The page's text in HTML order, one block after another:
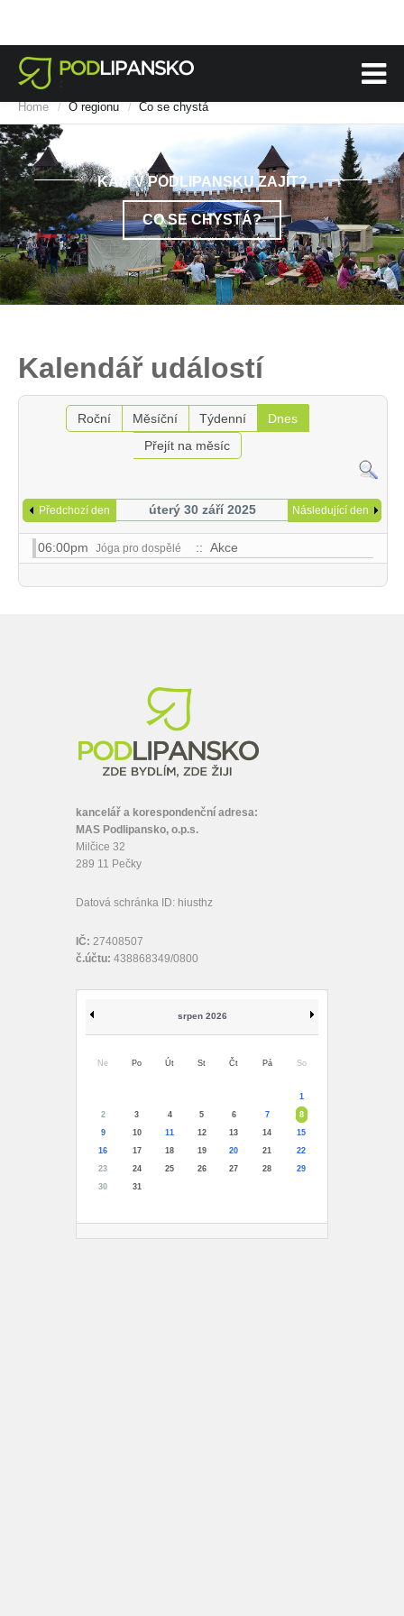
Home / O regionu / Co se chystá
KAM V PODLIPANSKU ZAJÍT?
CO SE CHYSTÁ?
Kalendář událostí
Roční Měsíční Týdenní
Dnes
Přejít na měsíc
Předchozí den úterý 30 září 2025 Následující den
06:00pm Jóga pro dospělé :: Akce
kancelář a korespondenční adresa:
MAS Podlipansko, o.p.s.
Milčice 32
289 11 Pečky
Datová schránka ID: hiusthz
IČ: 27408507
č.účtu: 438868349/0800
srpen 2026
Ne Po Út St Čt Pá So
1
2
3 4 5 6 7
8
9
10 11 12 13 14
15
16
17 18 19 20 21
22
23
24 25 26 27 28
29
30
31